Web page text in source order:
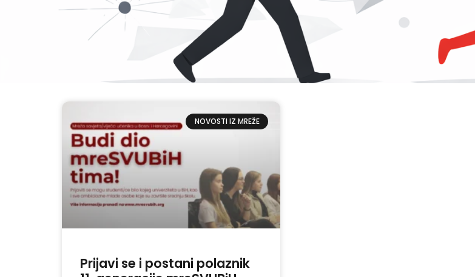
NOVOSTI IZ MREŽE
Prijavi se i postani polaznik